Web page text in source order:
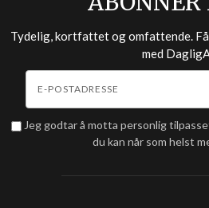
Tydelig, kortfattet og omfattende.
med
Jeg godtar å motta personlig
du kan når som helst